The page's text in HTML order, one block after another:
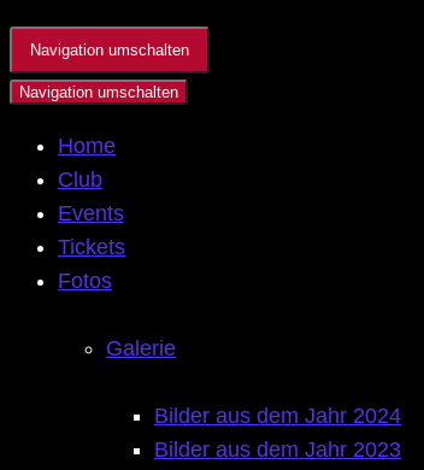
Navigation umschalten
Navigation umschalten
Home
Club
Events
Tickets
Fotos
Galerie
Bilder aus dem Jahr 2024
Bilder aus dem Jahr 2023